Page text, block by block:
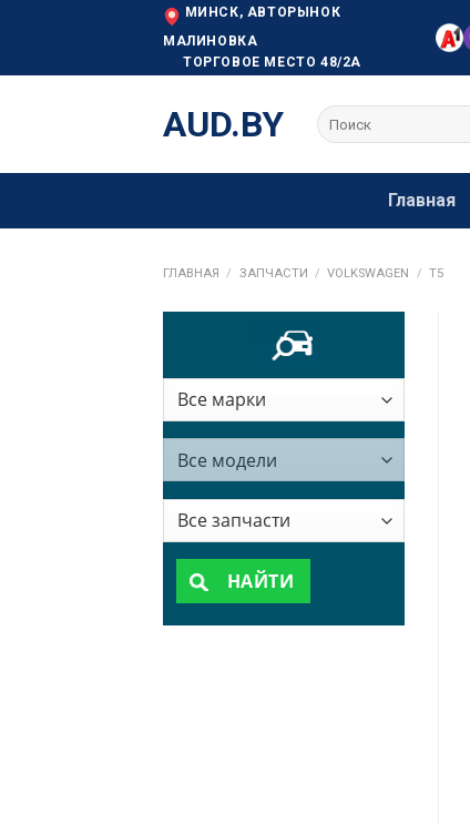
МИНСК, АВТОРЫНОК
МАЛИНОВКА
ТОРГОВОЕ МЕСТО 48/2А
AUD.BY Искать:
Главная
ГЛАВНАЯ / ЗАПЧАСТИ / VOLKSWAGEN / T5
НАЙТИ